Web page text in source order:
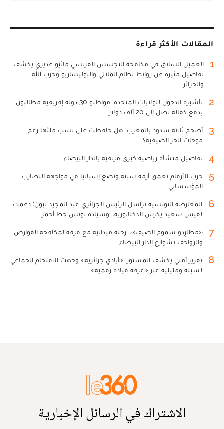
المقالات الأكثر قراءة
1
العميل السابق في مكافحة التجسس الفرنسي ماثيو غديري يكشف
تفاصيل مثيرة عن روابط نظام الملالي والبوليساريو وحزب الله
والجزائر
2
تأشيرة الدخول للولايات المتحدة: مواطنو 30 دولة إفريقية مطالبون
بدفع كفالة تصل إلى 20 ألف دولار
3
أضخم ثلاثة سدود بالمغرب: هل حافظت على نسب ملئها رغم
موجات الحر الصيفية؟
4 تفاصيل منشأة رياضية كبرى مرتقبة بالدار البيضاء
5
حرب الأرقام تعمق أزمة سبتة وتضع إسبانيا في مواجهة التضارب
المؤسساتي
6
المعارضة التونسية تراسل الرئيس الجزائري عبد المجيد تبون: دعمك
لقيس سعيد يكرس الدكتاتورية.. وسيادة تونس خط أحمر
7
«مطارِدو سموم الصيف».. رحلة ميدانية مع فرقة لمكافحة القوارض
والزواحف بشوارع الدار البيضاء
8
تقرير أمني يكشف المستور: «أيادي جزائرية» وجهت الاقتحام الجماعي
لسبتة ومليلية عبر «غرفة قيادة رقمية»
الاشتراك في الرسائل الإخبارية